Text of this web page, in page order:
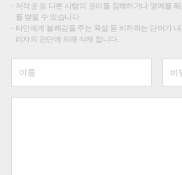
저작권 등 다른 사람의 권리를 침해하거나 명예를
를 받을 수 있습니다.
타인에게 불쾌감을 주는 욕설 등 비하하는 단어가
리자의 판단에 의해 삭제 합니다.